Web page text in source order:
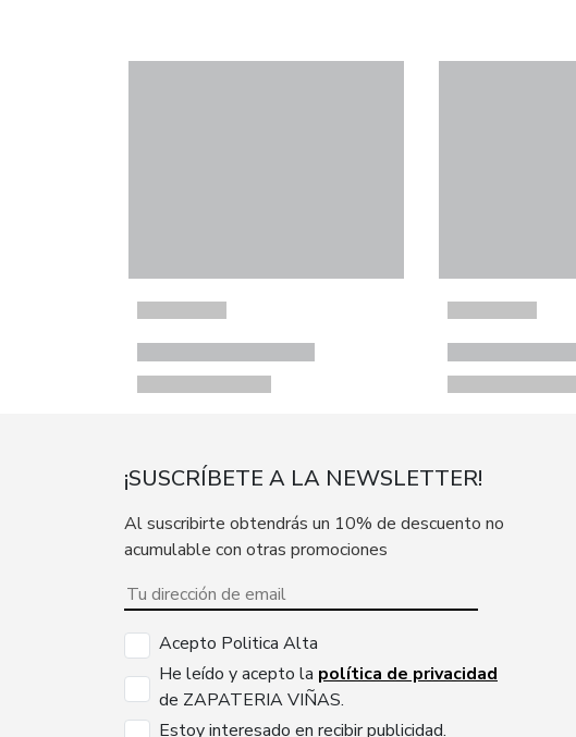
¡SUSCRÍBETE A LA NEWSLETTER!
Al suscribirte obtendrás un 10% de descuento no
acumulable con otras promociones
Acepto Politica Alta
He leído y acepto la política de privacidad
de ZAPATERIA VIÑAS.
Estoy interesado en recibir publicidad.